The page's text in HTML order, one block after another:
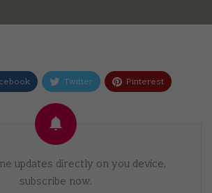
Twitter Pinterest
updates directly on you device,
subscribe now.